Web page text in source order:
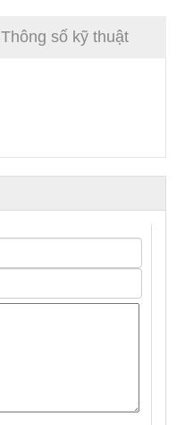
Thông số kỹ thuật